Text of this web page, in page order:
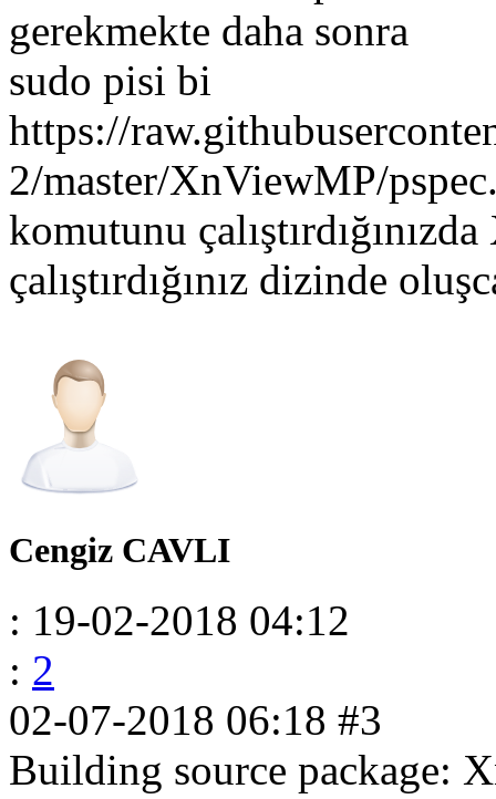
gerekmekte daha
sudo pisi bi
https://
2/master/XnViewMP/
komutunu
çalıştırdığınız dizinde
Cengiz CAVLI
: 19-02-2018 04:12
: 2
02-07-2018 06:18 #3
Building source package: